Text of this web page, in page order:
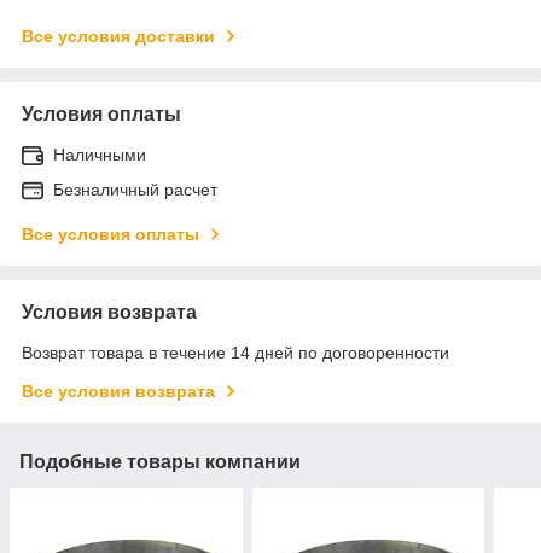
Все условия доставки
Условия оплаты
Наличными
Безналичный расчет
Все условия оплаты
Условия возврата
Возврат товара в течение 14 дней по договоренности
Все условия возврата
Подобные товары компании